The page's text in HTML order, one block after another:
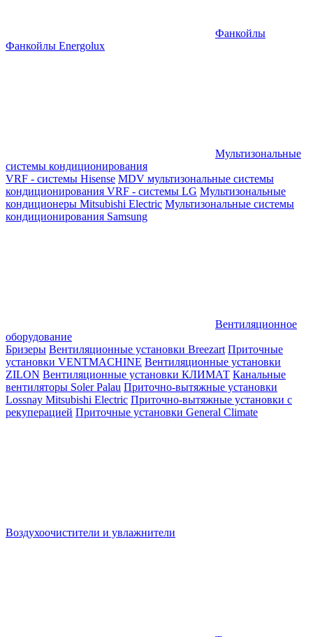
Фанкойлы
Фанкойлы Energolux
Мультизональные
системы кондиционирования
VRF - системы Hisense MDV мультизональные системы
кондиционирования VRF - системы LG Мультизональные
кондиционеры Mitsubishi Electric Мультизональные системы
кондиционирования Samsung
Вентиляционное
оборудование
Бризеры Вентиляционные установки Breezart Приточные
установки VENTMACHINE Вентиляционные установки
ZILON Вентиляционные установки КЛИМАТ Канальные
вентиляторы Soler Palau Приточно-вытяжные установки
Lossnay Mitsubishi Electric Приточно-вытяжные установки с
рекуперацией Приточные установки General Climate
Воздухоочистители и увлажнители